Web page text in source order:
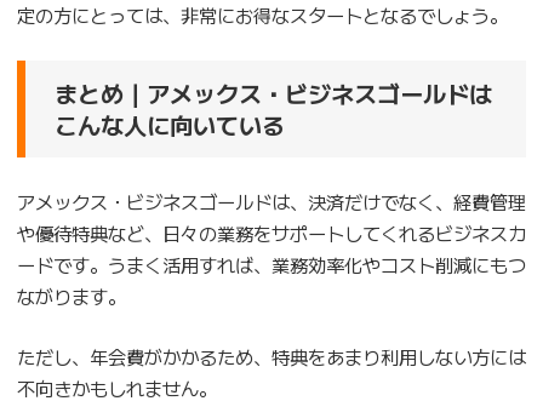
定の方にとっては、非常にお得なスタートとなるでしょう。
まとめ｜アメックス・ビジネスゴールドは
こんな人に向いている
アメックス・ビジネスゴールドは、決済だけでなく、経費管理
や優待特典など、日々の業務をサポートしてくれるビジネスカ
ードです。うまく活用すれば、業務効率化やコスト削減にもつ
ながります。
ただし、年会費がかかるため、特典をあまり利用しない方には
不向きかもしれません。